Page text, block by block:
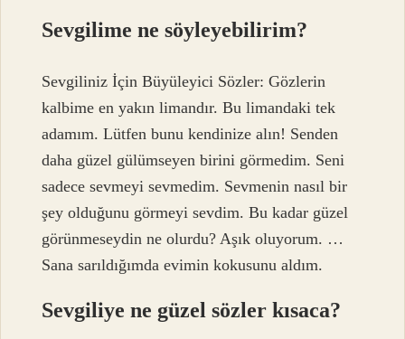
Sevgilime ne söyleyebilirim?
Sevgiliniz İçin Büyüleyici Sözler: Gözlerin
kalbime en yakın limandır. Bu limandaki tek
adamım. Lütfen bunu kendinize alın! Senden
daha güzel gülümseyen birini görmedim. Seni
sadece sevmeyi sevmedim. Sevmenin nasıl bir
şey olduğunu görmeyi sevdim. Bu kadar güzel
görünmeseydin ne olurdu? Aşık oluyorum. …
Sana sarıldığımda evimin kokusunu aldım.
Sevgiliye ne güzel sözler kısaca?